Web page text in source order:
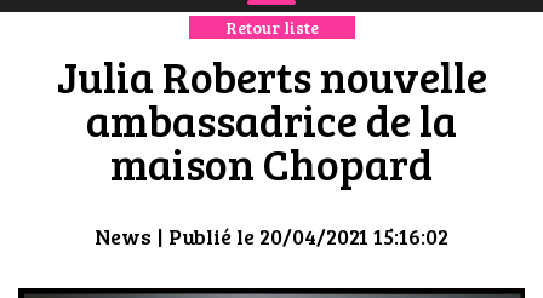
NEWS
MODE
LUXE
DÉFILÉS
BOUTIQUE
Retour liste
Julia Roberts nouvelle
ambassadrice de la
maison Chopard
News | Publié le 20/04/2021 15:16:02